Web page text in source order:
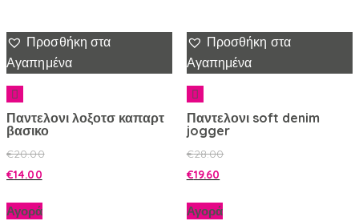
Προσθήκη στα
Αγαπημένα
Παντελονι λοξοτσ καπαρτ
βασικο
€20.00
€14.00
Αγορά
Προσθήκη στα
Αγαπημένα
Παντελονι soft denim
jogger
€28.00
€19.60
Αγορά